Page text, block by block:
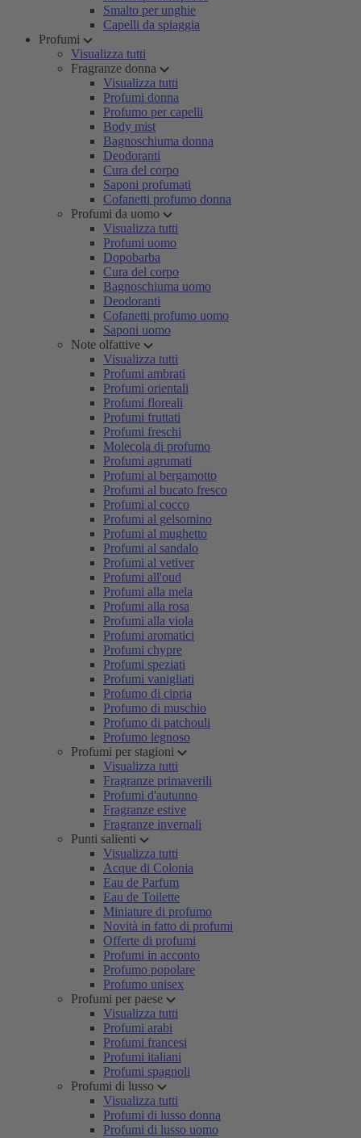
Smalto per unghie
Capelli da spiaggia
Profumi
Visualizza tutti
Fragranze donna
Visualizza tutti
Profumi donna
Profumo per capelli
Body mist
Bagnoschiuma donna
Deodoranti
Cura del corpo
Saponi profumati
Cofanetti profumo donna
Profumi da uomo
Visualizza tutti
Profumi uomo
Dopobarba
Cura del corpo
Bagnoschiuma uomo
Deodoranti
Cofanetti profumo uomo
Saponi uomo
Note olfattive
Visualizza tutti
Profumi ambrati
Profumi orientali
Profumi floreali
Profumi fruttati
Profumi freschi
Molecola di profumo
Profumi agrumati
Profumi al bergamotto
Profumi al bucato fresco
Profumi al cocco
Profumi al gelsomino
Profumi al mughetto
Profumi al sandalo
Profumi al vetiver
Profumi all'oud
Profumi alla mela
Profumi alla rosa
Profumi alla viola
Profumi aromatici
Profumi chypre
Profumi speziati
Profumi vanigliati
Profumo di cipria
Profumo di muschio
Profumo di patchouli
Profumo legnoso
Profumi per stagioni
Visualizza tutti
Fragranze primaverili
Profumi d'autunno
Fragranze estive
Fragranze invernali
Punti salienti
Visualizza tutti
Acque di Colonia
Eau de Parfum
Eau de Toilette
Miniature di profumo
Novità in fatto di profumi
Offerte di profumi
Profumi in acconto
Profumo popolare
Profumo unisex
Profumi per paese
Visualizza tutti
Profumi arabi
Profumi francesi
Profumi italiani
Profumi spagnoli
Profumi di lusso
Visualizza tutti
Profumi di lusso donna
Profumi di lusso uomo